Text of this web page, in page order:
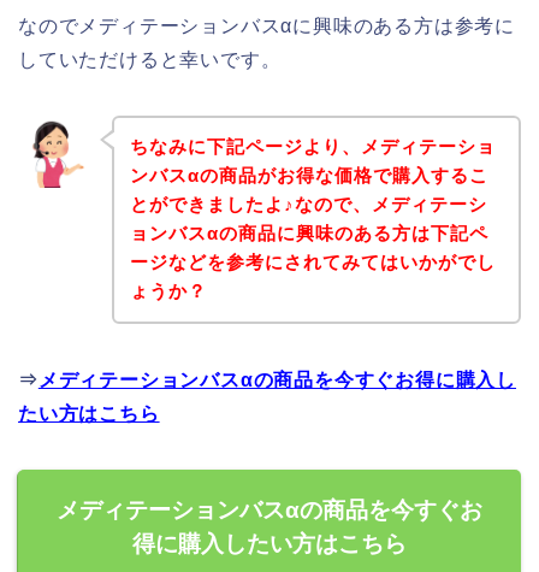
なのでメディテーションバスαに興味のある方は参考に
していただけると幸いです。
ちなみに下記ページより、メディテーショ
ンバスαの商品がお得な価格で購入するこ
とができましたよ♪なので、メディテーシ
ョンバスαの商品に興味のある方は下記ペ
ージなどを参考にされてみてはいかがでし
ょうか？
⇒ メディテーションバスαの商品を今すぐお得に購入し
たい方はこちら
メディテーションバスαの商品を今すぐお
得に購入したい方はこちら